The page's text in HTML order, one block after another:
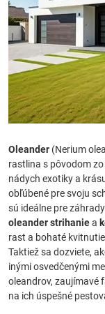
Oleander (Nerium
rastlina s pôvodom
nádych exotiky a
obľúbené pre svoju
sú ideálne pre
oleander strihaniea
rast a bohaté
Taktiež sa dozviete,
inými osvedčenými
oleandrov, zaujímavé
na ich úspešné